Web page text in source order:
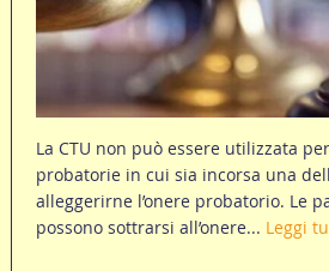
La CTU non può essere utilizzata
probatorie in cui sia incorsa una
alleggerirne l’onere probatorio. Le
possono sottrarsi all’onere... Leggi